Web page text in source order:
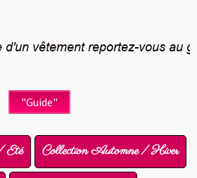
d'un vêtement reportez-vous au
"Guide"
Eté Collection Automne / Hiver